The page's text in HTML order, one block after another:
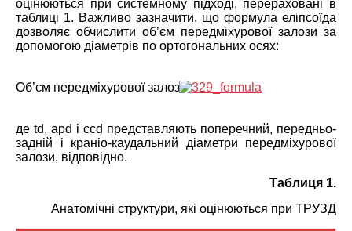
оцінюються при системному підході, перераховані в
таблиці 1. Важливо зазначити, що формула еліпсоїда
дозволяє обчислити об’єм передміхурової залози за
допомогою діаметрів по ортогональних осях:
Об’єм передміхурової залози,
де td, apd і ccd представляють поперечний, передньо-
задній і краніо-каудальний діаметри передміхурової
залози, відповідно.
Таблиця 1.
Анатомічні структури, які оцінюються при ТРУЗД